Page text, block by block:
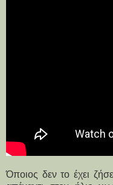
Όποιος δεν το έχει